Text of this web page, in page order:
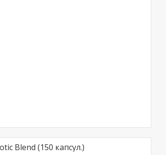
Blend (150 капсул.)